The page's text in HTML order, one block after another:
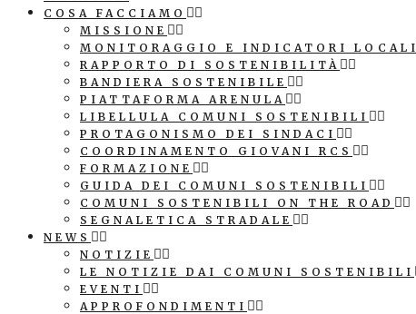
COSA FACCIAMO
MISSIONE
MONITORAGGIO E INDICATORI LOCALI
RAPPORTO DI SOSTENIBILITÀ
BANDIERA SOSTENIBILE
PIATTAFORMA ARENULA
LIBELLULA COMUNI SOSTENIBILI
PROTAGONISMO DEI SINDACI
COORDINAMENTO GIOVANI RCS
FORMAZIONE
GUIDA DEI COMUNI SOSTENIBILI
COMUNI SOSTENIBILI ON THE ROAD
SEGNALETICA STRADALE
NEWS
NOTIZIE
LE NOTIZIE DAI COMUNI SOSTENIBILI
EVENTI
APPROFONDIMENTI